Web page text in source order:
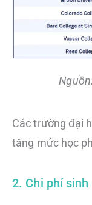
Các trường đại
tăng mức học
2. Chi phí